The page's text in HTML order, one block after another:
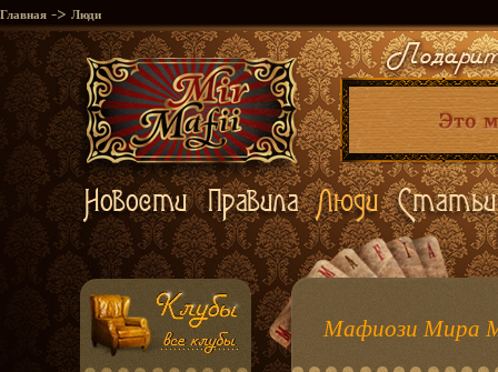
Главная -> Люди
Мафиози Мира